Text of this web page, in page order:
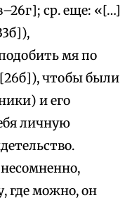
ср. еще: «[…]
мя по
чтобы были
и его
личную
где можно, он